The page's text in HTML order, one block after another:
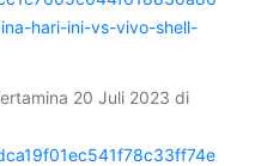
hari-ini-vs-vivo-shell-
20 Juli 2023 di